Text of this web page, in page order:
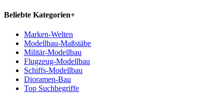
Beliebte Kategorien+
Marken-Welten
Modellbau-Maßstäbe
Militär-Modellbau
Flugzeug-Modellbau
Schiffs-Modellbau
Dioramen-Bau
Top Suchbegriffe